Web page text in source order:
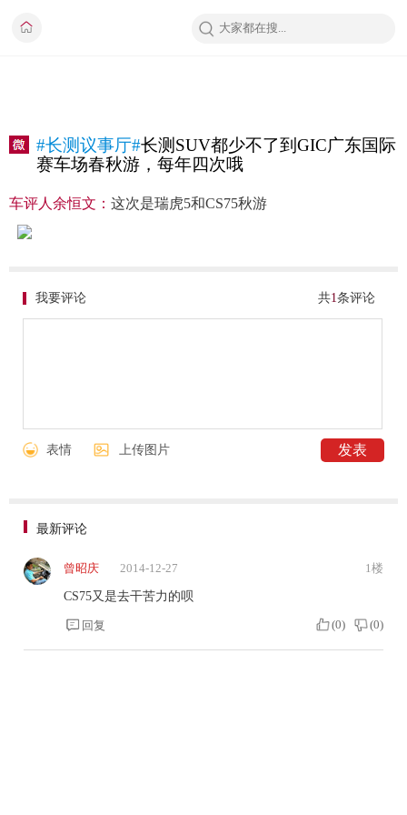
#长测议事厅#长测SUV都少不了到GIC广东国际
赛车场春秋游，每年四次哦
车评人余恒文： 这次是瑞虎5和CS75秋游
共1条评论
我要评论
表情 上传图片
最新评论
曾昭庆 2014-12-27 1楼
CS75又是去干苦力的呗
回复 (0) (0)